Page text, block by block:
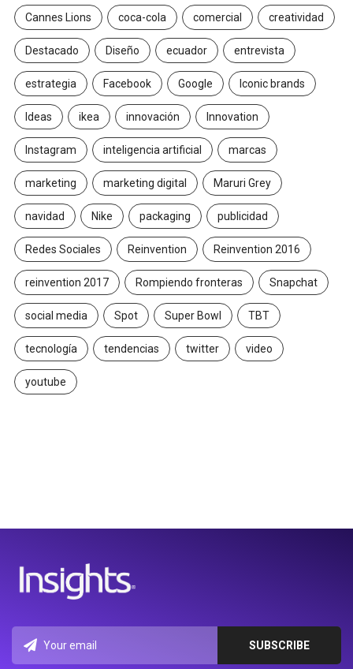
Cannes Lions coca-cola comercial creatividad
Destacado Diseño ecuador entrevista
estrategia Facebook Google Iconic brands
Ideas ikea innovación Innovation
Instagram inteligencia artificial marcas
marketing marketing digital Maruri Grey
navidad Nike packaging publicidad
Redes Sociales Reinvention Reinvention 2016
reinvention 2017 Rompiendo fronteras Snapchat
social media Spot Super Bowl TBT
tecnología tendencias twitter video
youtube